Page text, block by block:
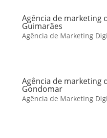
Agência de marketing
Guimarães
Agência de Marketing
Agência de marketing
Gondomar
Agência de Marketing